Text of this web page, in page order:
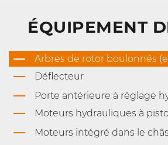
ÉQUIPEMENT
Arbres de rotor boulonnés
Déflecteur
Porte antérieure à réglage
Moteurs hydrauliques à
Moteurs intégré dans le